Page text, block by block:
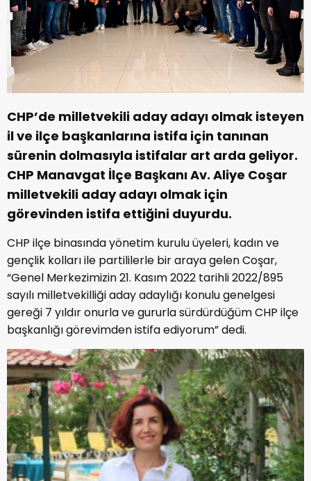
CHP’de milletvekili aday adayı olmak isteyen
il ve ilçe başkanlarına istifa için tanınan
sürenin dolmasıyla istifalar art arda geliyor.
CHP Manavgat İlçe Başkanı Av. Aliye Coşar
milletvekili aday adayı olmak için
görevinden istifa ettiğini duyurdu.
CHP ilçe binasında yönetim kurulu üyeleri, kadın ve
gençlik kolları ile partililerle bir araya gelen Coşar,
“Genel Merkezimizin 21. Kasım 2022 tarihli 2022/895
sayılı milletvekilliği aday adaylığı konulu genelgesi
gereği 7 yıldır onurla ve gururla sürdürdüğüm CHP ilçe
başkanlığı görevimden istifa ediyorum” dedi.